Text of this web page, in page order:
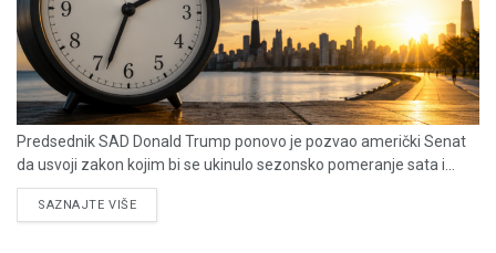
Predsednik SAD Donald Trump ponovo je pozvao američki Senat
da usvoji zakon kojim bi se ukinulo sezonsko pomeranje sata i...
SAZNAJTE VIŠEDETAILS